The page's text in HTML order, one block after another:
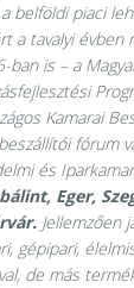
belföldi piaci
a tavalyi
is – a
Kamarai
fórum
és
Eger,
Jellemzően
gépipari,
de más